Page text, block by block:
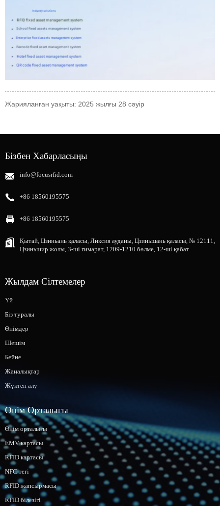
Жарияланған уақыты: 2025 жылғы 28 сәуір
Бізбен Хабарласыңы
info@focusrfid.com
+86 18560195575
+86 18560195575
Қытай, Цзиньань қаласы, Ликсия ауданы, Цзиньшань қаласы, № 12111,
Цзиньшир жолы, 3-ші ғимарат, 1209-1210 бөлме, 12-ші қабат
Жылдам Сілтемелер
Үй
Біз туралы
Өнімдер
Шешім
Бейне
Жаңалықтар
Жүктеп алу
Өнім Орталығы
Өнім орталығы
EMV картасы
RFID картасы
NFC тегі
RFID жапсырмасы
RFID білезігі